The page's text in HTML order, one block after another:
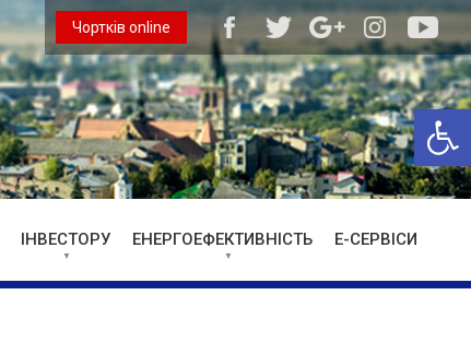
Чортків online
ІНВЕСТОРУ ЕНЕРГОЕФЕКТИВНІСТЬ Е-СЕРВІСИ